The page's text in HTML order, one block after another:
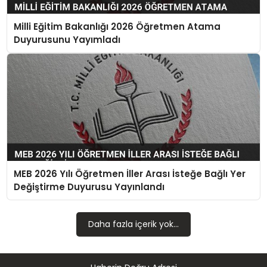
TEKNOLOJI
YAŞAM
Milli Eğitim Bakanlığı 2026 Öğretmen Atama
Duyurusunu Yayımladı
MEB 2026 Yılı Öğretmen İller Arası İsteğe Bağlı Yer
Değiştirme Duyurusu Yayınlandı
Daha fazla içerik yok...